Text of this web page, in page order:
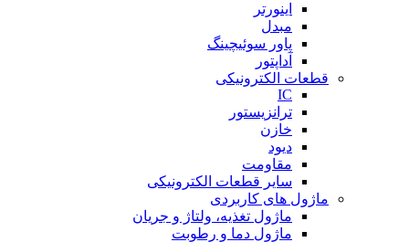
اینورتر
مبدل
پاور سوئیچینگ
آداپتور
قطعات الکترونیکی
IC
ترانزیستور
خازن
دیود
مقاومت
سایر قطعات الکترونیکی
ماژول های کاربردی
ماژول تغذیه، ولتاژ و جریان
ماژول دما و رطوبت